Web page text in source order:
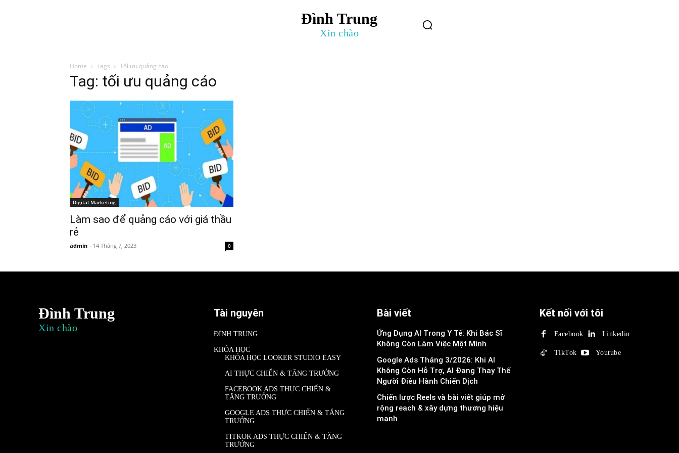
Đình Trung
Xin chào
Home Tags Tối ưu quảng cáo
Tag: tối ưu quảng cáo
Digital Marketing
Làm sao để quảng cáo với giá thầu
rẻ
admin - 14 Tháng 7, 2023 0
Đình Trung
Xin chào
Tài nguyên
ĐÌNH TRUNG
KHÓA HỌC
KHÓA HỌC LOOKER STUDIO EASY
AI THỰC CHIẾN & TĂNG TRƯỞNG
FACEBOOK ADS THỰC CHIẾN &
TĂNG TRƯỞNG
GOOGLE ADS THỰC CHIẾN & TĂNG
TRƯỞNG
TITKOK ADS THỰC CHIẾN & TĂNG
TRƯỞNG
Bài viết
Ứng Dụng AI Trong Y Tế: Khi Bác Sĩ
Không Còn Làm Việc Một Mình
Google Ads Tháng 3/2026: Khi AI
Không Còn Hỗ Trợ, AI Đang Thay Thế
Người Điều Hành Chiến Dịch
Chiến lược Reels và bài viết giúp mở
rộng reach & xây dựng thương hiệu
mạnh
Kết nối với tôi
Facebook Linkedin
TikTok Youtube